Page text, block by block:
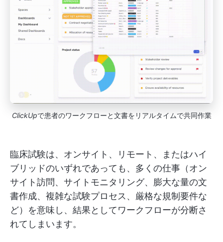
ClickUpで患者のワークフローと文書をリアルタイムで共同作業
臨床試験は、オンサイト、リモート、またはハイ
ブリッドのいずれであっても、多くの仕事（オン
サイト訪問、サイトモニタリング、膨大な量の文
書作成、複雑な試験プロセス、厳格な規制要件な
ど）を意味し、結果としてワークフローが分断さ
れてしまいます。